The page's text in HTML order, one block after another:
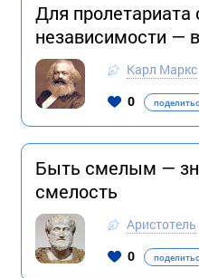
Для пролетариата
независимости —
Карл Маркс
0
Быть смелым —
смелость
Аристотель
0